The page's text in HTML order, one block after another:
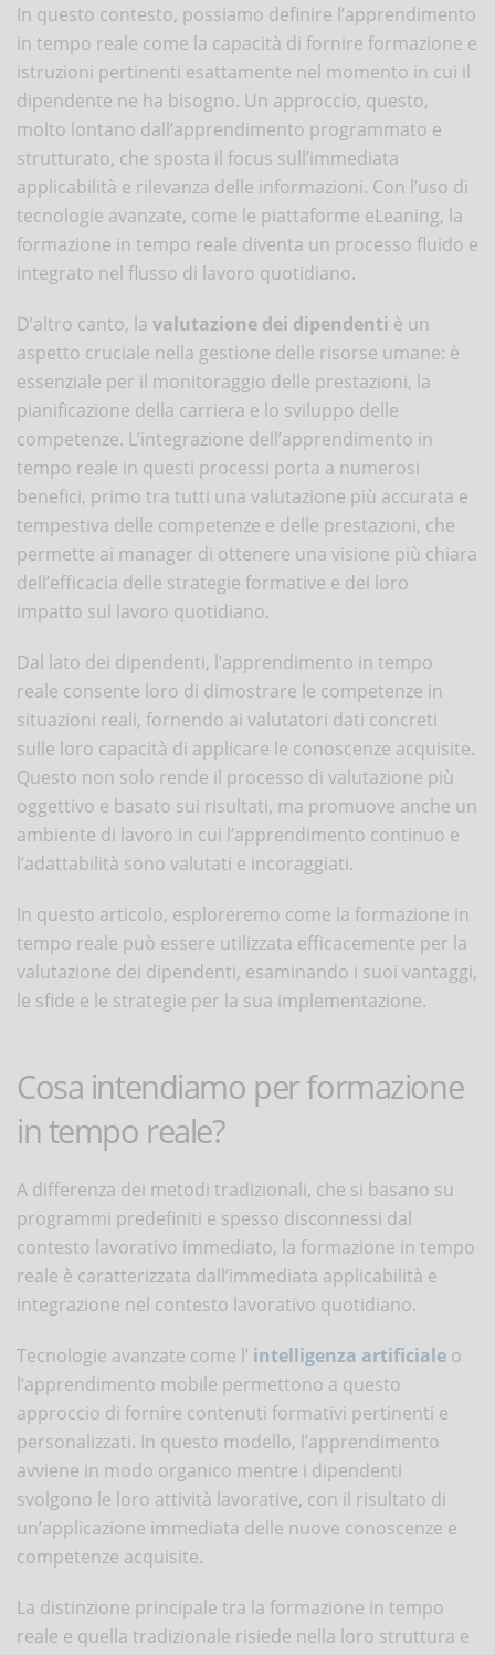
In questo contesto, possiamo definire l’apprendimento
in tempo reale come la capacità di fornire formazione e
istruzioni pertinenti esattamente nel momento in cui il
dipendente ne ha bisogno. Un approccio, questo,
molto lontano dall’apprendimento programmato e
strutturato, che sposta il focus sull’immediata
applicabilità e rilevanza delle informazioni. Con l’uso di
tecnologie avanzate, come le piattaforme eLeaning, la
formazione in tempo reale diventa un processo fluido e
integrato nel flusso di lavoro quotidiano.
D’altro canto, la valutazione dei dipendenti è un
aspetto cruciale nella gestione delle risorse umane: è
essenziale per il monitoraggio delle prestazioni, la
pianificazione della carriera e lo sviluppo delle
competenze. L’integrazione dell’apprendimento in
tempo reale in questi processi porta a numerosi
benefici, primo tra tutti una valutazione più accurata e
tempestiva delle competenze e delle prestazioni, che
permette ai manager di ottenere una visione più chiara
dell’efficacia delle strategie formative e del loro
impatto sul lavoro quotidiano.
Dal lato dei dipendenti, l’apprendimento in tempo
reale consente loro di dimostrare le competenze in
situazioni reali, fornendo ai valutatori dati concreti
sulle loro capacità di applicare le conoscenze acquisite.
Questo non solo rende il processo di valutazione più
oggettivo e basato sui risultati, ma promuove anche un
ambiente di lavoro in cui l’apprendimento continuo e
l’adattabilità sono valutati e incoraggiati.
In questo articolo, esploreremo come la formazione in
tempo reale può essere utilizzata efficacemente per la
valutazione dei dipendenti, esaminando i suoi vantaggi,
le sfide e le strategie per la sua implementazione.
Cosa intendiamo per formazione
in tempo reale?
A differenza dei metodi tradizionali, che si basano su
programmi predefiniti e spesso disconnessi dal
contesto lavorativo immediato, la formazione in tempo
reale è caratterizzata dall’immediata applicabilità e
integrazione nel contesto lavorativo quotidiano.
Tecnologie avanzate come l’ intelligenza artificiale o
l’apprendimento mobile permettono a questo
approccio di fornire contenuti formativi pertinenti e
personalizzati. In questo modello, l’apprendimento
avviene in modo organico mentre i dipendenti
svolgono le loro attività lavorative, con il risultato di
un’applicazione immediata delle nuove conoscenze e
competenze acquisite.
La distinzione principale tra la formazione in tempo
reale e quella tradizionale risiede nella loro struttura e